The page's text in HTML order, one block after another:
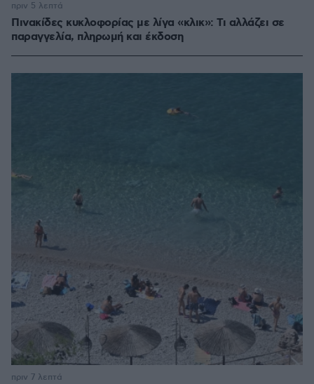
Πινακίδες κυκλοφορίας με λίγα «κλικ»: Τι αλλάζει σε
παραγγελία, πληρωμή και έκδοση
πριν 5 λεπτά
πριν 7 λεπτά